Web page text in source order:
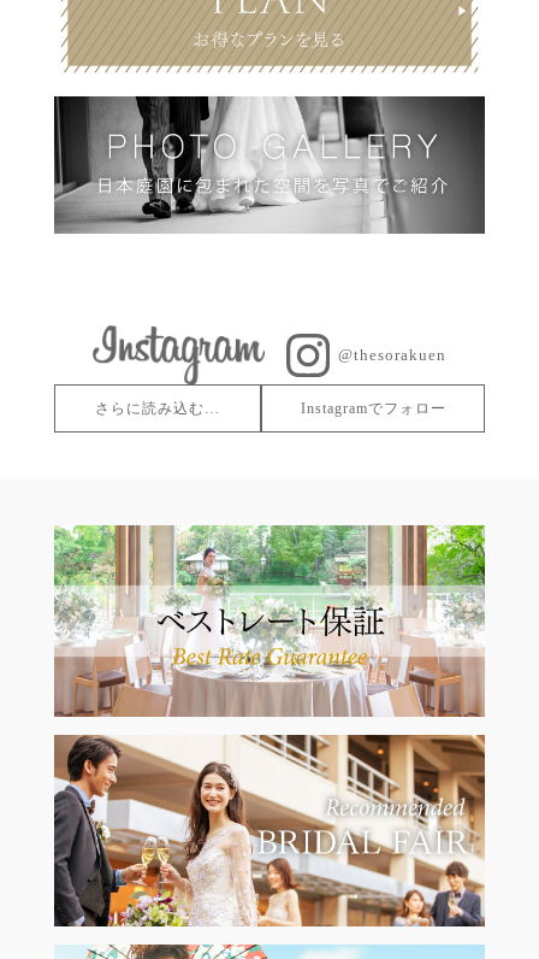
@thesorakuen
さらに読み込む… Instagramでフォロー